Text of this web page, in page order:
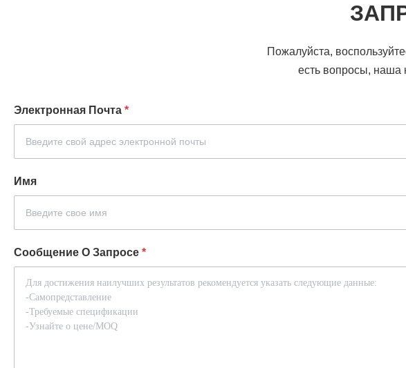
Пожалуйста,
есть вопросы, наша
Электронная Почта *
Имя
Сообщение О Запросе *